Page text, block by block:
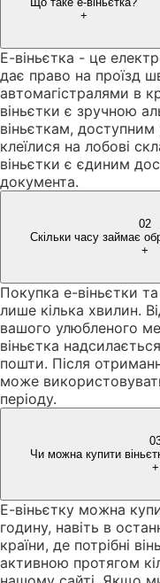
+
Е-віньєтка - це
дає право на проїзд
автомагістралями в
віньєтки є зручною
віньєткам, доступним
клеїлися на лобові
віньєтки є єдиним
документа.
02
Скільки часу займає
+
Покупка е-віньєтки
лише кілька хвилин.
вашого улюбленого
віньєтка
пошти. Після
може
періоду.
Чи можна купити
+
Е-віньєтку можна
годину, навіть в
країни, де потрібні
активною протягом